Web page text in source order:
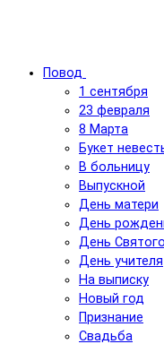
Повод
1 сентября
23 февраля
8 Марта
Букет
В больницу
Выпускной
День матери
День
День
День учителя
На выписку
Новый год
Признание
Свадьба